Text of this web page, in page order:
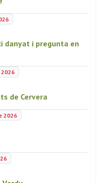
danyat i pregunta en
de Cervera
2026